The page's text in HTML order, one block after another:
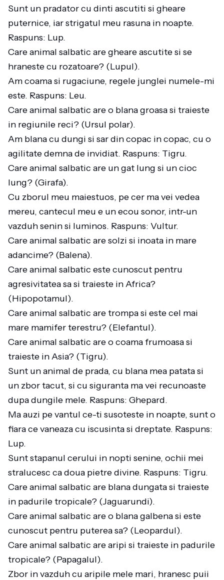
Sunt un pradator cu dinti ascutiti si gheare
puternice, iar strigatul meu rasuna in noapte.
Raspuns: Lup.
Care animal salbatic are gheare ascutite si se
hraneste cu rozatoare? (Lupul).
Am coama si rugaciune, regele junglei numele-mi
este. Raspuns: Leu.
Care animal salbatic are o blana groasa si traieste
in regiunile reci? (Ursul polar).
Am blana cu dungi si sar din copac in copac, cu o
agilitate demna de invidiat. Raspuns: Tigru.
Care animal salbatic are un gat lung si un cioc
lung? (Girafa).
Cu zborul meu maiestuos, pe cer ma vei vedea
mereu, cantecul meu e un ecou sonor, intr-un
vazduh senin si luminos. Raspuns: Vultur.
Care animal salbatic are solzi si inoata in mare
adancime? (Balena).
Care animal salbatic este cunoscut pentru
agresivitatea sa si traieste in Africa?
(Hipopotamul).
Care animal salbatic are trompa si este cel mai
mare mamifer terestru? (Elefantul).
Care animal salbatic are o coama frumoasa si
traieste in Asia? (Tigru).
Sunt un animal de prada, cu blana mea patata si
un zbor tacut, si cu siguranta ma vei recunoaste
dupa dungile mele. Raspuns: Ghepard.
Ma auzi pe vantul ce-ti susoteste in noapte, sunt o
fiara ce vaneaza cu iscusinta si dreptate. Raspuns:
Lup.
Sunt stapanul cerului in nopti senine, ochii mei
stralucesc ca doua pietre divine. Raspuns: Tigru.
Care animal salbatic are blana dungata si traieste
in padurile tropicale? (Jaguarundi).
Care animal salbatic are o blana galbena si este
cunoscut pentru puterea sa? (Leopardul).
Care animal salbatic are aripi si traieste in padurile
tropicale? (Papagalul).
Zbor in vazduh cu aripile mele mari, hranesc puii